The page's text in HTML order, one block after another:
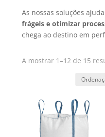
As nossas soluções
frágeis e otimizar
chega ao destino em
A mostrar 1–12 de 15